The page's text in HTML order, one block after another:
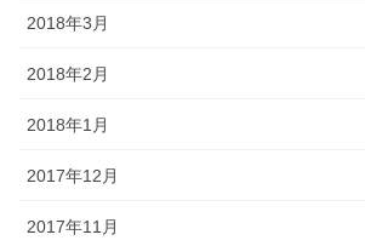
2018年3月
2018年2月
2018年1月
2017年12月
2017年11月